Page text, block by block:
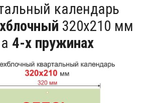
календарь
320х210 мм
4-х пружинах